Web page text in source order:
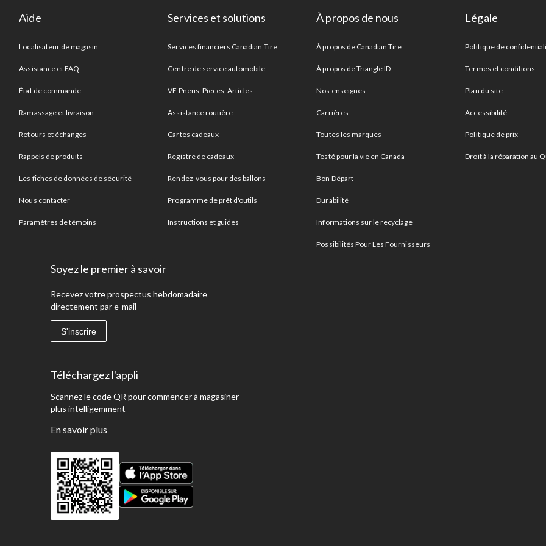
Aide
Localisateur de magasin
Assistance et FAQ
État de commande
Ramassage et livraison
Retours et échanges
Rappels de produits
Les fiches de données de sécurité
Nous contacter
Paramètres de témoins
Services et solutions
Services financiers Canadian Tire
Centre de service automobile
VE Pneus, Pieces, Articles
Assistance routière
Cartes cadeaux
Registre de cadeaux
Rendez-vous pour des ballons
Programme de prêt d'outils
Instructions et guides
À propos de nous
À propos de Canadian Tire
À propos de Triangle ID
Nos enseignes
Carrières
Toutes les marques
Testé pour la vie en Canada
Bon Départ
Durabilité
Informations sur le recyclage
Possibilités Pour Les Fournisseurs
Légale
Politique de
Termes et conditions
Plan du site
Accessibilité
Politique de prix
Droit à la réparation au
Soyez le premier à savoir
Recevez votre prospectus hebdomadaire
directement par e-mail
S'inscrire
Téléchargez l'appli
Scannez le code QR pour commencer à magasiner
plus intelligemment
En savoir plus